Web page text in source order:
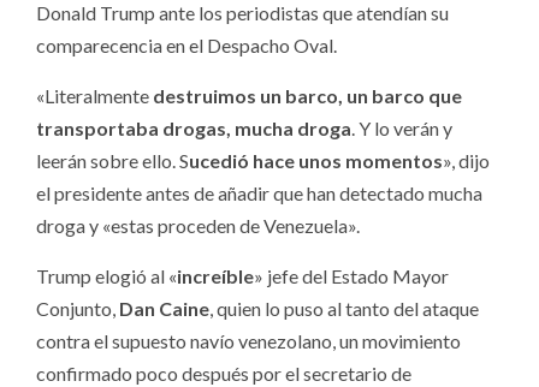
Donald Trump ante los periodistas que atendían su
comparecencia en el Despacho Oval.
«Literalmente destruimos un barco, un barco que
transportaba drogas, mucha droga. Y lo verán y
leerán sobre ello. Sucedió hace unos momentos», dijo
el presidente antes de añadir que han detectado mucha
droga y «estas proceden de Venezuela».
Trump elogió al «increíble» jefe del Estado Mayor
Conjunto, Dan Caine, quien lo puso al tanto del ataque
contra el supuesto navío venezolano, un movimiento
confirmado poco después por el secretario de